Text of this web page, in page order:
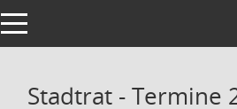
Toggle navigation
Stadtrat - Termine